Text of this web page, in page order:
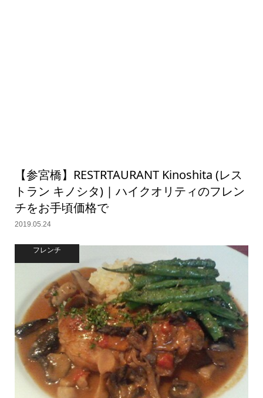
【参宮橋】RESTRTAURANT Kinoshita (レス
トラン キノシタ) | ハイクオリティのフレン
チをお手頃価格で
2019.05.24
フレンチ